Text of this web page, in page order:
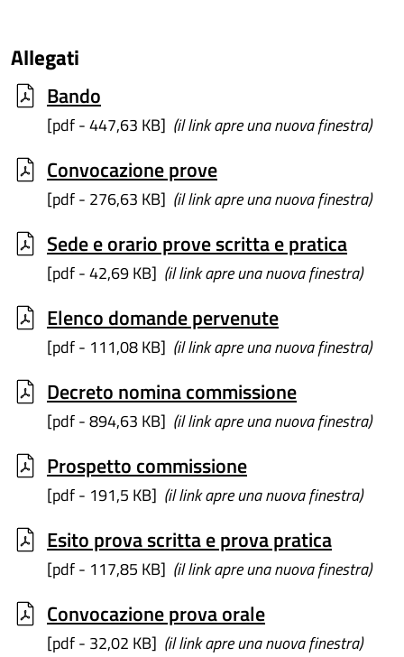
Allegati
Bando
[pdf - 447,63 KB] (il link apre una nuova finestra)
Convocazione prove
[pdf - 276,63 KB] (il link apre una nuova finestra)
Sede e orario prove scritta e pratica
[pdf - 42,69 KB] (il link apre una nuova finestra)
Elenco domande pervenute
[pdf - 111,08 KB] (il link apre una nuova finestra)
Decreto nomina commissione
[pdf - 894,63 KB] (il link apre una nuova finestra)
Prospetto commissione
[pdf - 191,5 KB] (il link apre una nuova finestra)
Esito prova scritta e prova pratica
[pdf - 117,85 KB] (il link apre una nuova finestra)
Convocazione prova orale
[pdf - 32,02 KB] (il link apre una nuova finestra)